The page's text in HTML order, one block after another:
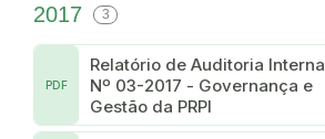
2017 3
Relatório de Auditoria Interna
Nº 03-2017 - Governança e
Gestão da PRPI
PDF